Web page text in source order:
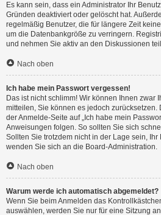
Es kann sein, dass ein Administrator Ihr
Gründen deaktiviert oder gelöscht hat.
regelmäßig Benutzer, die für längere Zeit
um die Datenbankgröße zu verringern.
und nehmen Sie aktiv an den Diskussionen
Nach oben
Ich habe mein Passwort vergessen!
Das ist nicht schlimm! Wir können Ihnen zwar
mitteilen, Sie können es jedoch
der Anmelde-Seite auf „Ich habe mein
Anweisungen folgen. So sollten Sie sich
Sollten Sie trotzdem nicht in der Lage sein,
wenden Sie sich an die Board-Administration.
Nach oben
Warum werde ich automatisch abgemeldet?
Wenn Sie beim Anmelden das
auswählen, werden Sie nur für eine Sitzung